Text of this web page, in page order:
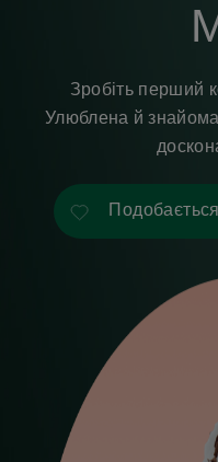
Зробіть перший
Улюблена й
Подобається